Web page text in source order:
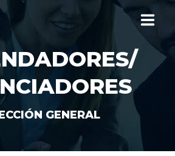
GENERAL